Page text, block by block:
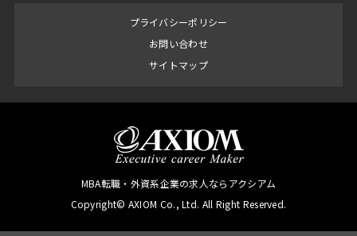
プライバシーポリシー
お問い合わせ
サイトマップ
MBA転職・外資系企業の求人ならアクシアム
Copyright© AXIOM Co., Ltd. All Right Reserved.